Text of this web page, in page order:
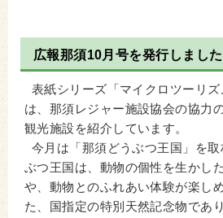
広報那須10月号を発行しました
表紙シリーズ「マイクロツーリ
は、那須レジャー施設協会の協力
観光施設を紹介しています。
今月は「那須どうぶつ王国」を取
ぶつ王国は、動物の個性を生かし
や、動物とのふれあい体験が楽し
た、国指定の特別天然記念物であ